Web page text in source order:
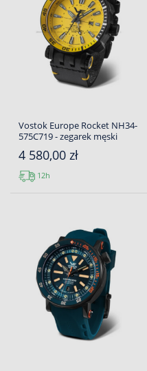
Vostok Europe Rocket NH34-
575C719 - zegarek męski
4 580,00 zł
12h